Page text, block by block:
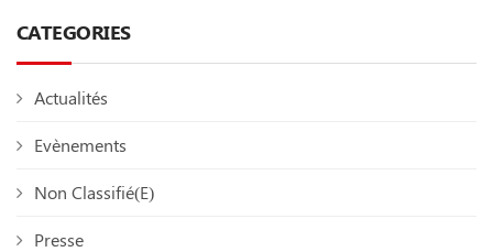
CATEGORIES
Actualités
Evènements
Non Classifié(e)
Presse